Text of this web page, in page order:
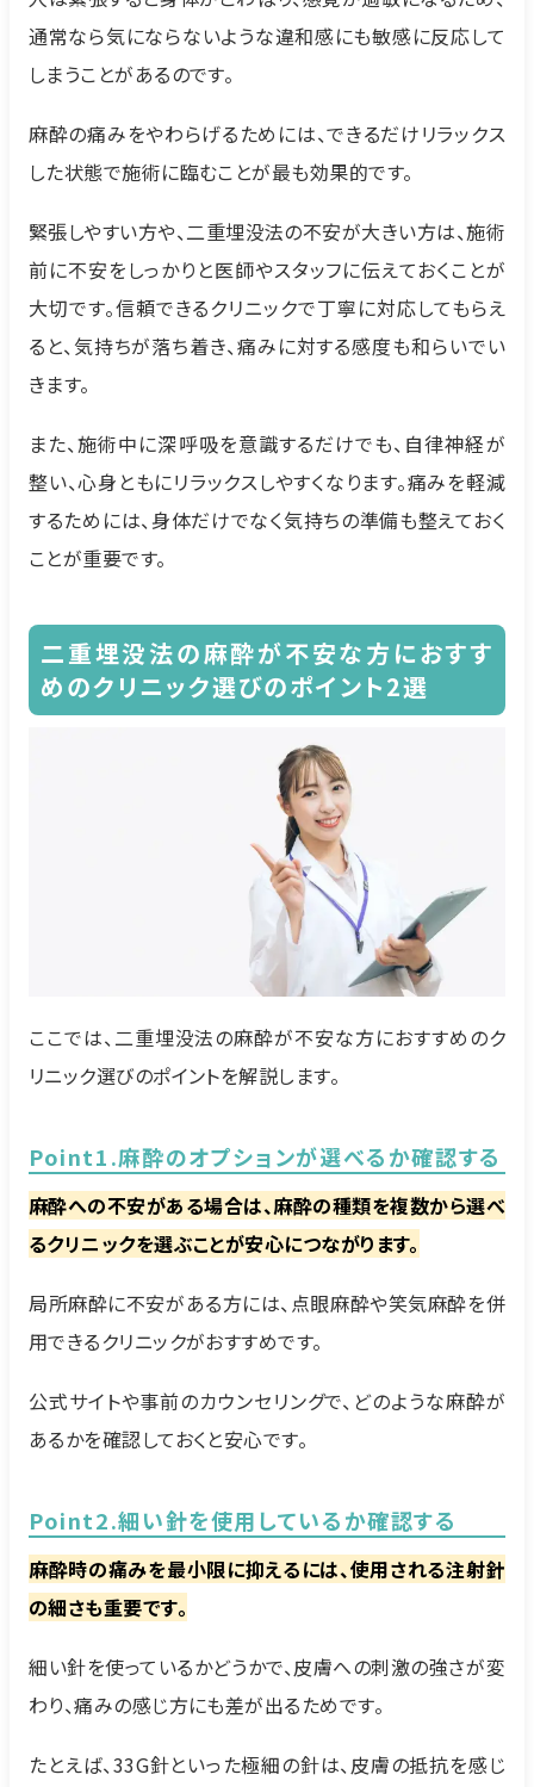
通常なら気にならないような違和感にも敏感に反応して
しまうことがあるのです。
麻酔の痛みをやわらげるためには、できるだけリラックス
した状態で施術に臨むことが最も効果的です。
緊張しやすい方や、二重埋没法の不安が大きい方は、施術
前に不安をしっかりと医師やスタッフに伝えておくことが
大切です。信頼できるクリニックで丁寧に対応してもらえ
ると、気持ちが落ち着き、痛みに対する感度も和らいでい
きます。
また、施術中に深呼吸を意識するだけでも、自律神経が
整い、心身ともにリラックスしやすくなります。痛みを軽減
するためには、身体だけでなく気持ちの準備も整えておく
ことが重要です。
二重埋没法の麻酔が不安な方におすす
めのクリニック選びのポイント2選
ここでは、二重埋没法の麻酔が不安な方におすすめのク
リニック選びのポイントを解説します。
Point1.麻酔のオプションが選べるか確認する
麻酔への不安がある場合は、麻酔の種類を複数から選べ
るクリニックを選ぶことが安心につながります。
局所麻酔に不安がある方には、点眼麻酔や笑気麻酔を併
用できるクリニックがおすすめです。
公式サイトや事前のカウンセリングで、どのような麻酔が
あるかを確認しておくと安心です。
Point2.細い針を使用しているか確認する
麻酔時の痛みを最小限に抑えるには、使用される注射針
の細さも重要です。
細い針を使っているかどうかで、皮膚への刺激の強さが変
わり、痛みの感じ方にも差が出るためです。
たとえば、33G針といった極細の針は、皮膚の抵抗を感じ